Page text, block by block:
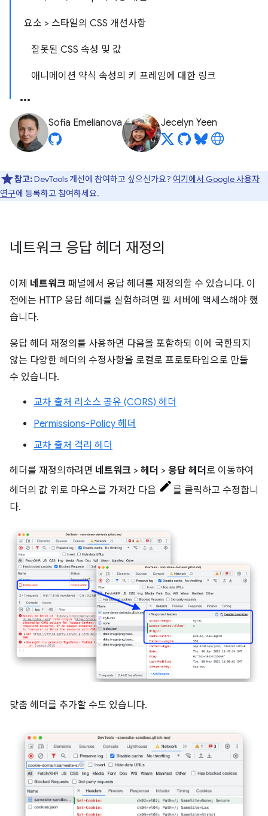
요소 > 스타일의 CSS 개선사항
잘못된 CSS 속성 및 값
애니메이션 약식 속성의 키 프레임에 대한 링크
Sofia Emelianova Jecelyn Yeen
참고:DevTools 개선에 참여하고 싶으신가요? 여기에서 Google 사용자
연구에 등록하고 참여하세요.
네트워크 응답 헤더 재정의
이제 네트워크 패널에서 응답 헤더를 재정의할 수 있습니다. 이
전에는 HTTP 응답 헤더를 실험하려면 웹 서버에 액세스해야 했
습니다.
응답 헤더 재정의를 사용하면 다음을 포함하되 이에 국한되지
않는 다양한 헤더의 수정사항을 로컬로 프로토타입으로 만들
수 있습니다.
교차 출처 리소스 공유 (CORS) 헤더
Permissions-Policy 헤더
교차 출처 격리 헤더
헤더를 재정의하려면 네트워크 > 헤더 > 응답 헤더 로 이동하여
헤더의 값 위로 마우스를 가져간 다음
를 클릭하고 수정합니
다.
맞춤 헤더를 추가할 수도 있습니다.